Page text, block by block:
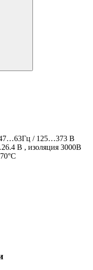
/ 125…373 В
В , изоляция 3000В